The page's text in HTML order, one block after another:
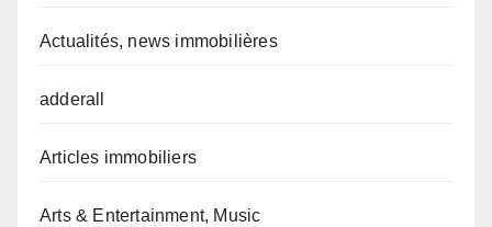
Actualités, news immobilières
adderall
Articles immobiliers
Arts & Entertainment, Music